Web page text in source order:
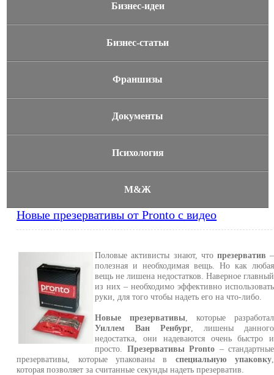
Бизнес-идеи
Бизнес-статьи
Франшизы
Документы
Психология
М&Ж
Новые презервативы от Pronto с видео
Половые активисты знают, чтопрезерватив –
полезная и необходимая вещь. Но как любая
вещь не лишена недостатков. Наверное главный
из них – необходимо эффективно использовать
руки, для того чтобы надеть его на что-либо.
Новые презервативы , которые разработал
Уиллем Ван Ренбург , лишены данного
недостатка, они надеваются очень быстро и
просто. Презервативы Pronto – стандартные
презервативы, которые упакованы в специальную упаковку
которая позволяет за считанные секунды надеть презерватив.